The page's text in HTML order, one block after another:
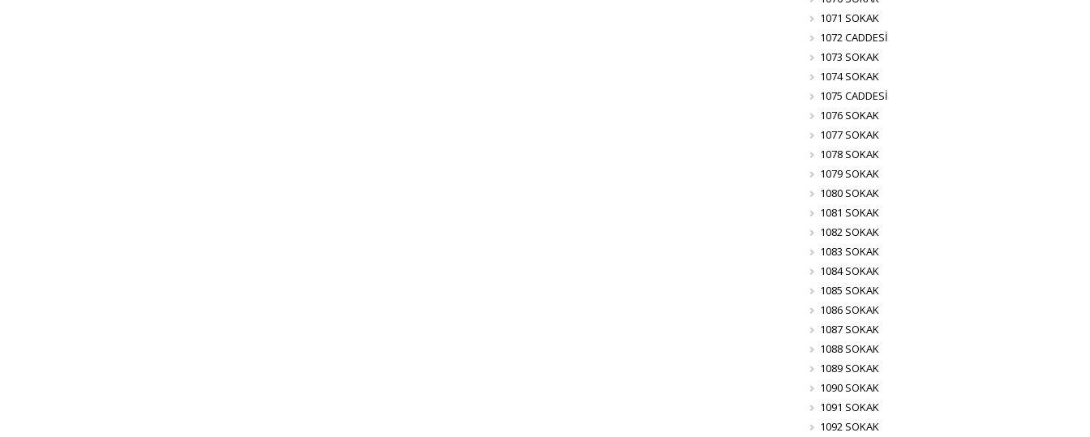
1071 SOKAK
1072 CADDESİ
1073 SOKAK
1074 SOKAK
1075 CADDESİ
1076 SOKAK
1077 SOKAK
1078 SOKAK
1079 SOKAK
1080 SOKAK
1081 SOKAK
1082 SOKAK
1083 SOKAK
1084 SOKAK
1085 SOKAK
1086 SOKAK
1087 SOKAK
1088 SOKAK
1089 SOKAK
1090 SOKAK
1091 SOKAK
1092 SOKAK